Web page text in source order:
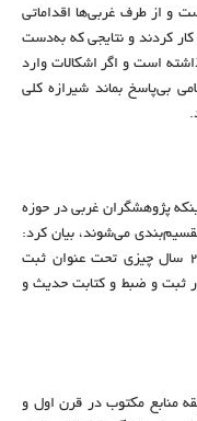
و از طرف غربی‌ها اقداماتی
که در این حوزه بیش از ۱۵۰ سال کار کردند و نتایجی که به‌دست
است و اگر اشکالات وارد
بی‌پاسخ بماند شیرازه کلی
پژوهشگران غربی در حوزه
می‌شوند، بیان کرد:
شکاکان معتقد هستند که جامعه اسلامی تا ۲۰۰ سال چیزی تحت عنوان ثبت
ثبت و ضبط و کتابت حدیث و
منابع مکتوب در قرن اول و